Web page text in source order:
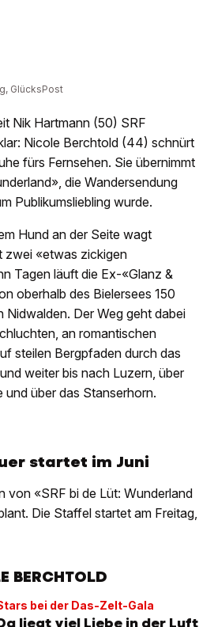
GlücksPost
Nik Hartmann (50) SRF
Nicole Berchtold (44) schnürt
fürs Fernsehen. Sie übernimmt
die Wandersendung
Publikumsliebling wurde.
Hund an der Seite wagt
zwei «etwas zickigen
Tagen läuft die Ex-«Glanz &
oberhalb des Bielersees 150
Nidwalden. Der Weg geht dabei
an romantischen
steilen Bergpfaden durch das
weiter bis nach Luzern, über
über das Stanserhorn.
startet im Juni
von «SRF bi de Lüt: Wunderland
Die Staffel startet am Freitag,
BERCHTOLD
bei der Das-Zelt-Gala
liegt viel Liebe in der Luft